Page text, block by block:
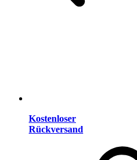
Kostenloser
Rückversand